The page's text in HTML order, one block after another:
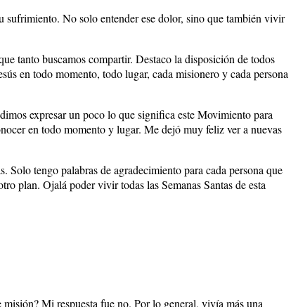
sufrimiento. No solo entender ese dolor, sino que también vivir
tanto buscamos compartir. Destaco la disposición de todos
en todo momento, todo lugar, cada misionero y cada persona
expresar un poco lo que significa este Movimiento para
en todo momento y lugar. Me dejó muy feliz ver a nuevas
tengo palabras de agradecimiento para cada persona que
plan. Ojalá poder vivir todas las Semanas Santas de esta
Mi respuesta fue no. Por lo general, vivía más una